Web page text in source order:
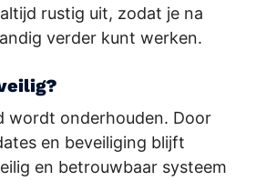
rustig uit, zodat je na
verder kunt werken.
wordt onderhouden. Door
en beveiliging blijft
en betrouwbaar systeem